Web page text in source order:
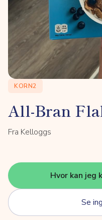
KORN2
All-Bran
Fra Kelloggs
Hvor kan jeg
Se